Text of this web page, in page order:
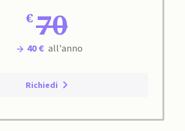
70
40 € all'anno
Richiedi